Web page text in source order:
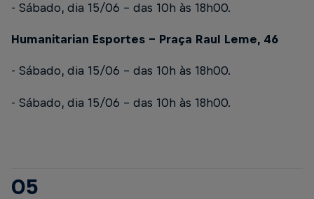
- Sábado, dia 15/06 – das 10h às 18h00.
Humanitarian Esportes – Praça Raul Leme, 46
- Sábado, dia 15/06 – das 10h às 18h00.
- Sábado, dia 15/06 – das 10h às 18h00.
05